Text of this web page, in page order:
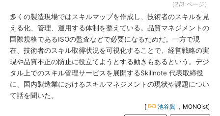
（2/3 ページ）
多くの製造現場ではスキルマップを作成し、技術者のスキルを見
える化、管理、運用する体制を整えている。品質マネジメントの
国際規格であるISOの監査などで必要になるためだ。一方で現
在、技術者のスキル取得状況を可視化することで、経営戦略の実
現や品質不正の防止に役立てようとする動きもあるという。デジ
タル上でのスキル管理サービスを展開するSkillnote 代表取締役
に、国内製造業におけるスキルマネジメントの現状や課題につい
て話を聞いた。
[ 池谷翼 ，MONOist]